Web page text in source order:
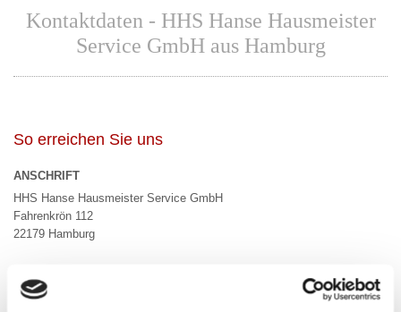
Kontaktdaten - HHS Hanse Hausmeister
Service GmbH aus Hamburg
So erreichen Sie uns
ANSCHRIFT
HHS Hanse Hausmeister Service GmbH
Fahrenkrön 112
22179 Hamburg
KONTAKTDATEN
Telefon: